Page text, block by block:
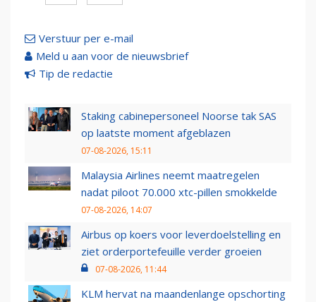
Verstuur per e-mail
Meld u aan voor de nieuwsbrief
Tip de redactie
Staking cabinepersoneel Noorse tak SAS
op laatste moment afgeblazen
07-08-2026, 15:11
Malaysia Airlines neemt maatregelen
nadat piloot 70.000 xtc-pillen smokkelde
07-08-2026, 14:07
Airbus op koers voor leverdoelstelling en
ziet orderportefeuille verder groeien
07-08-2026, 11:44
KLM hervat na maandenlange opschorting